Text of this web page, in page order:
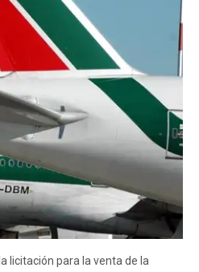
licitación para la venta de la